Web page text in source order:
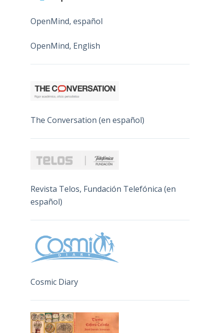
OpenMind, español
OpenMind, English
The Conversation (en español)
Revista Telos, Fundación Telefónica (en
español)
Cosmic Diary